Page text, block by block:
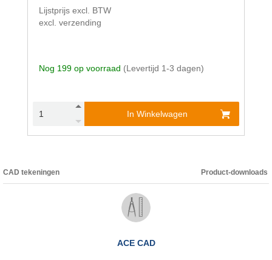
Lijstprijs excl. BTW
excl. verzending
Nog 199 op voorraad (Levertijd 1-3 dagen)
In Winkelwagen
CAD tekeningen Product-downloads
ACE CAD